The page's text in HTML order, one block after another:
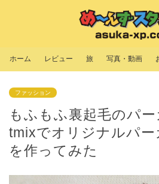
ホーム レビュー 旅 写真・動画
ファッション
もふもふ裏起毛のパー
tmixでオリジナルパー
を作ってみた